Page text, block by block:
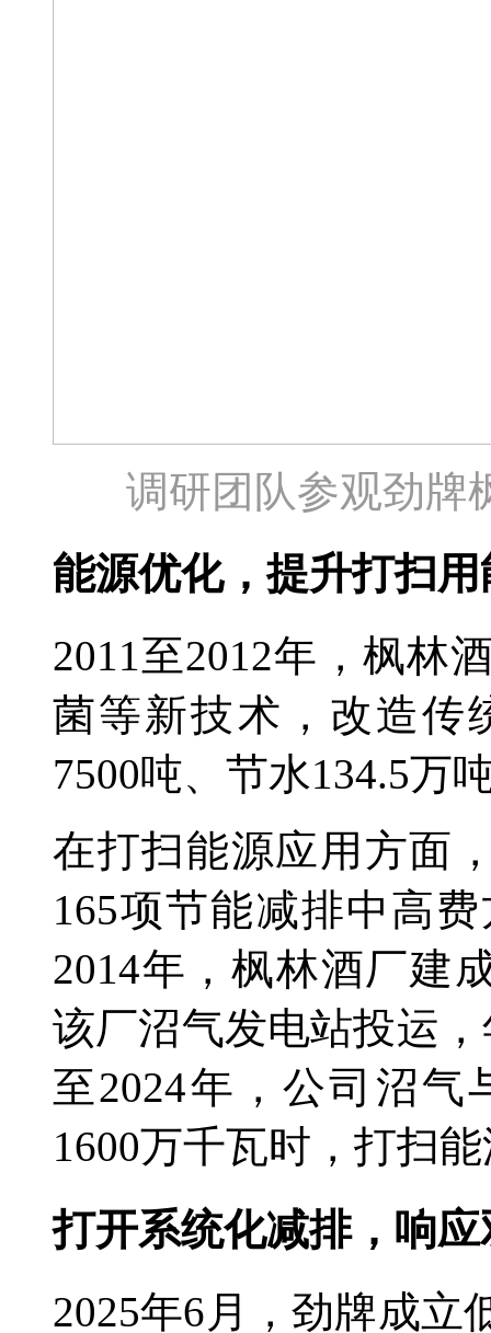
调研团队参观劲牌
能源优化，提升打扫用
2011至2012年，枫林
菌等新技术，改造传
7500吨、节水134.5万
在打扫能源应用方面
165项节能减排中高
2014年，枫林酒厂建
该厂沼气发电站投运
至2024年，公司沼气
1600万千瓦时，打扫
打开系统化减排，响
2025年6月，劲牌成立